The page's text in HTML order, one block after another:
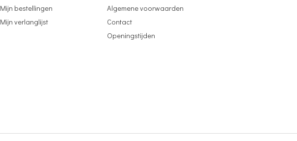
Mijn bestellingen
Mijn verlanglijst
Algemene voorwaarden
Contact
Openingstijden